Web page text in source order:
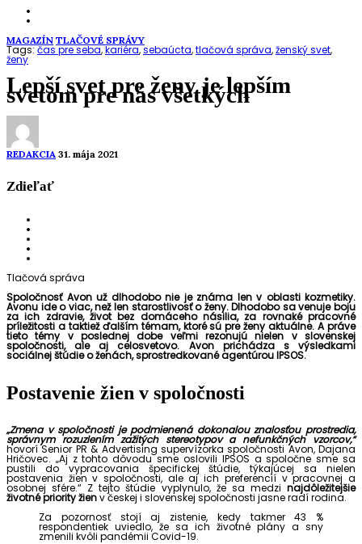
MAGAZÍN TLAČOVÉ SPRÁVY
Tags:čas pre seba,kariéra,sebaúcta,tlačová správa,ženský svet,
ženy
Lepší svet pre ženy je lepším
svetom pre nás všetkých
REDAKCIA 31. mája 2021
Zdieľať
Tlačová správa
Spoločnosť Avon už dlhodobo nie je známa len v oblasti kozmetiky.
Avonu ide o viac, než len starostlivosť o ženy. Dlhodobo sa venuje boju
za ich zdravie, život bez domáceho násilia, za rovnaké pracovné
príležitosti a taktiež ďalším témam, ktoré sú pre ženy aktuálne. A práve
tieto témy v poslednej dobe veľmi rezonujú nielen v slovenskej
spoločnosti, ale aj celosvetovo. Avon prichádza s výsledkami
sociálnej štúdie o ženách, sprostredkované agentúrou IPSOS.
Postavenie žien v spoločnosti
„Zmena v spoločnosti je podmienená dokonalou znalosťou prostredia,
správnym rozuzlením zažitých stereotypov a nefunkčných vzorcov,“
hovorí Senior PR & Advertising supervízorka spoločnosti Avon, Dajana
Hričovec. „Aj z tohto dôvodu sme oslovili IPSOS a spoločne sme sa
pustili do vypracovania špecifickej štúdie, týkajúcej sa nielen
postavenia žien v spoločnosti, ale aj ich preferencií v pracovnej a
osobnej sfére.“ Z tejto štúdie vyplynulo, že sa medzi najdôležitejšie
životné priority žienv českej i slovenskej spoločnosti jasne radí rodina.
Za pozornosť stojí aj zistenie, kedy takmer 43 %
respondentiek uviedlo, že sa ich životné plány a sny
zmenili kvôli pandémii Covid-19.